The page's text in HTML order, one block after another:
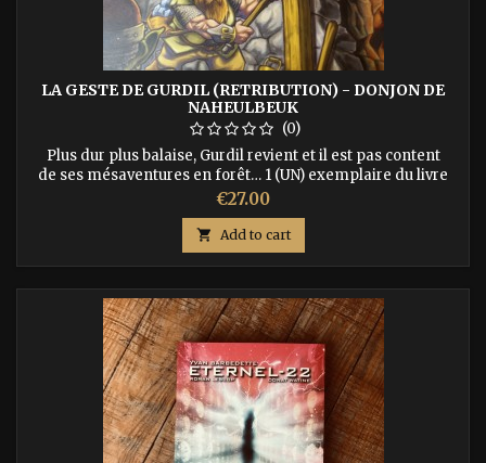
LA GESTE DE GURDIL (RETRIBUTION) - DONJON DE
NAHEULBEUK
(0)
Plus dur plus balaise, Gurdil revient et il est pas content
de ses mésaventures en forêt… 1 (UN) exemplaire du livre
dont vous êtes le héros, sur papier de qualité, cousu, avec
couverture au lettrage doré. Vous recevrez en + un set de
dés, les marque pages qui vous sauveront la vie et la "pièce
d'or" et d'autres choses encore selon disponibilités. ISBN :...
Price
€27.00
 Add to cart